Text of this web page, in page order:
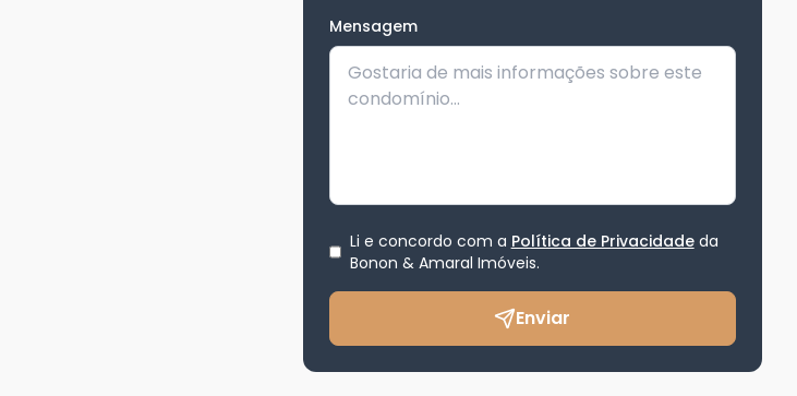
Mensagem
Li e concordo com a Política de Privacidadeda
Bonon & Amaral Imóveis.
Enviar